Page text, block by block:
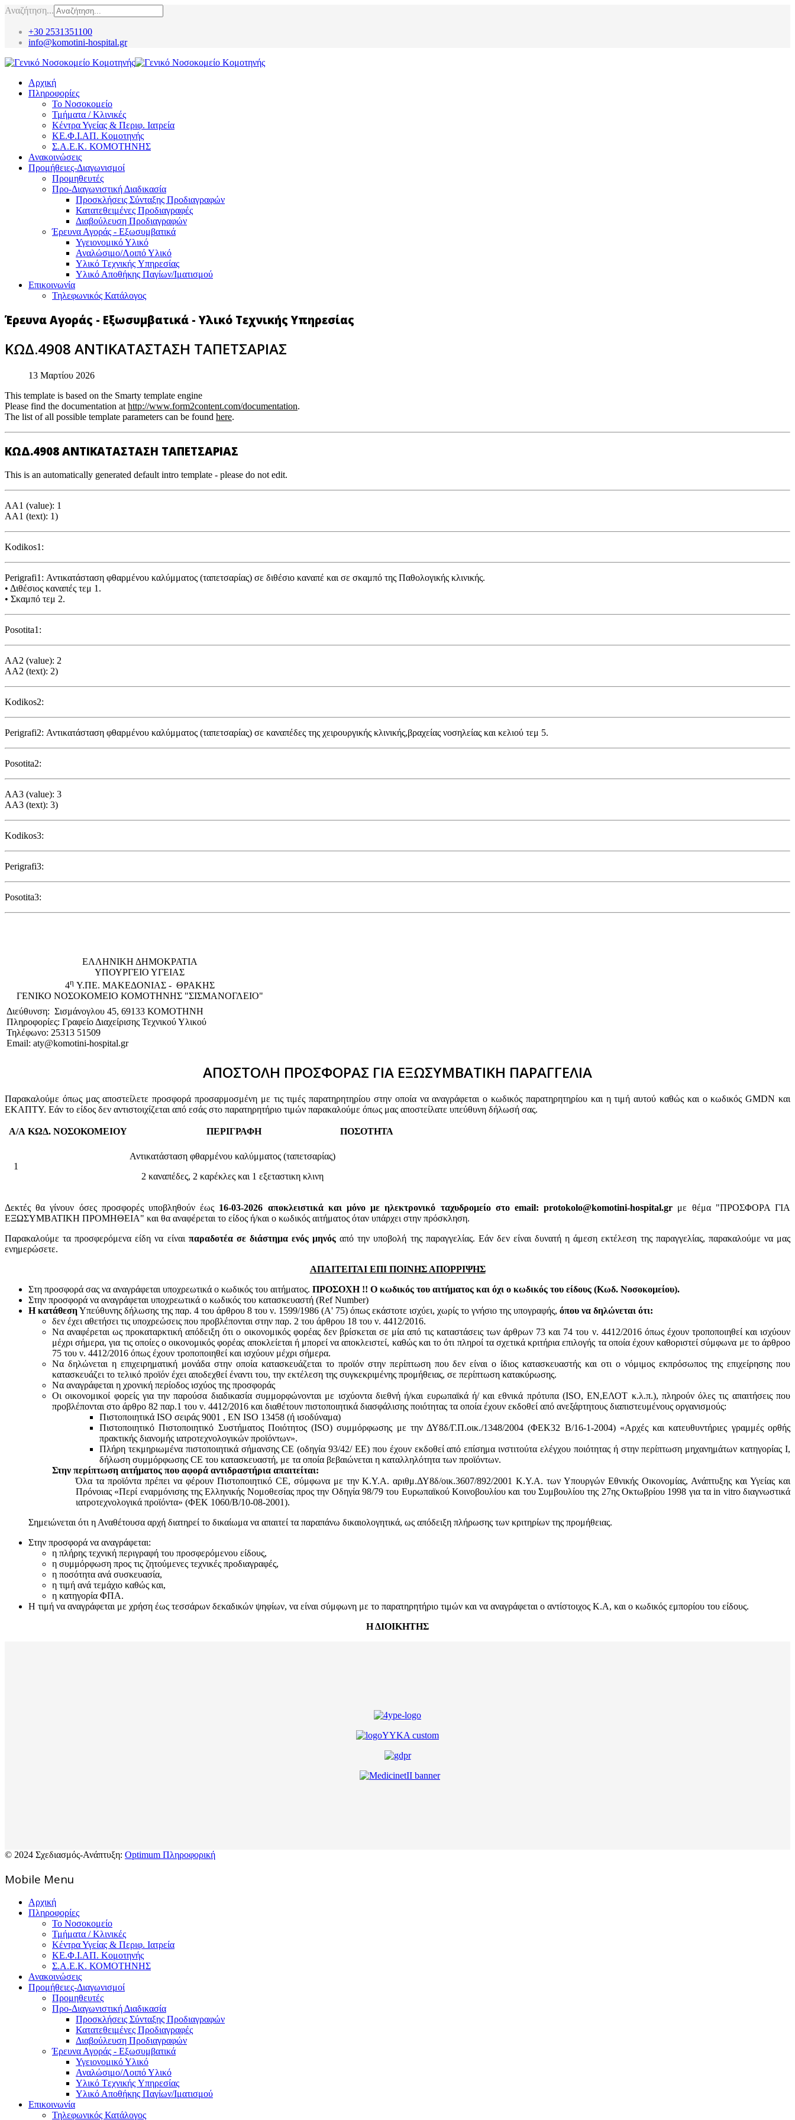
Αναζήτηση...
+30 2531351100
info@komotini-hospital.gr
Αρχική
Πληροφορίες
Το Νοσοκομείο
Τμήματα / Κλινικές
Κέντρα Υγείας & Περιφ. Ιατρεία
ΚΕ.Φ.Ι.ΑΠ. Κομοτηνής
Σ.Α.Ε.Κ. ΚΟΜΟΤΗΝΗΣ
Ανακοινώσεις
Προμήθειες-Διαγωνισμοί
Προμηθευτές
Προ-Διαγωνιστική Διαδικασία
Προσκλήσεις Σύνταξης Προδιαγραφών
Κατατεθειμένες Προδιαγραφές
Διαβούλευση Προδιαγραφών
Έρευνα Αγοράς - Εξωσυμβατικά
Υγειονομικό Υλικό
Αναλώσιμο/Λοιπό Υλικό
Υλικό Tεχνικής Yπηρεσίας
Υλικό Αποθήκης Παγίων/Ιματισμού
Επικοινωνία
Τηλεφωνικός Κατάλογος
Έρευνα Αγοράς - Εξωσυμβατικά - Υλικό Τεχνικής Υπηρεσίας
ΚΩΔ.4908 ΑΝΤΙΚΑΤΑΣΤΑΣΗ ΤΑΠΕΤΣΑΡΙΑΣ
13 Μαρτίου 2026
This template is based on the Smarty template engine
Please find the documentation at http://www.form2content.com/documentation.
The list of all possible template parameters can be found here.
ΚΩΔ.4908 ΑΝΤΙΚΑΤΑΣΤΑΣΗ ΤΑΠΕΤΣΑΡΙΑΣ
This is an automatically generated default intro template - please do not edit.
AA1 (value): 1
AA1 (text): 1)
Kodikos1:
Perigrafi1: Αντικατάσταση φθαρμένου καλύμματος (ταπετσαρίας) σε διθέσιο καναπέ και σε σκαμπό της Παθολογικής κλινικής.
• Διθέσιος καναπές τεμ 1.
• Σκαμπό τεμ 2.
Posotita1:
AA2 (value): 2
AA2 (text): 2)
Kodikos2:
Perigrafi2: Αντικατάσταση φθαρμένου καλύμματος (ταπετσαρίας) σε καναπέδες της χειρουργικής κλινικής,βραχείας νοσηλείας και κελιού τεμ 5.
Posotita2:
AA3 (value): 3
AA3 (text): 3)
Kodikos3:
Perigrafi3:
Posotita3:
EΛΛΗΝΙΚΗ ΔΗΜΟΚΡΑΤΙΑ
ΥΠΟΥΡΓΕΙΟ ΥΓΕΙΑΣ
4η Υ.ΠΕ. ΜΑΚΕΔΟΝΙΑΣ - ΘΡΑΚΗΣ
ΓΕΝΙΚΟ NΟΣΟΚΟΜΕΙΟ ΚΟΜΟΤΗΝΗΣ "ΣΙΣΜΑΝΟΓΛΕΙΟ"
Διεύθυνση: Σισμάνογλου 45, 69133 ΚΟΜΟΤΗΝΗ
Πληροφορίες: Γραφείο Διαχείρισης Τεχνικού Υλικού
Τηλέφωνο: 25313 51509
Email: aty@komotini-hospital.gr
ΑΠΟΣΤΟΛΗ ΠΡΟΣΦΟΡΑΣ ΓΙΑ ΕΞΩΣΥΜΒΑΤΙΚΗ ΠΑΡΑΓΓΕΛΙΑ
Παρακαλούμε όπως μας αποστείλετε προσφορά προσαρμοσμένη με τις τιμές παρατηρητηρίου στην οποία να αναγράφεται ο κωδικός παρατηρητηρίου και η τιμή αυτού καθώς και ο κωδικός GMDN και
ΕΚΑΠΤΥ. Εάν το είδος δεν αντιστοιχίζεται από εσάς στο παρατηρητήριο τιμών παρακαλούμε όπως μας αποστείλατε υπεύθυνη δήλωσή σας.
Α/Α ΚΩΔ. ΝΟΣΟΚΟΜΕΙΟΥ ΠΕΡΙΓΡΑΦΗ ΠΟΣΟΤΗΤΑ
1
Αντικατάσταση φθαρμένου καλύμματος (ταπετσαρίας)
2 καναπέδες, 2 καρέκλες και 1 εξεταστικη κλινη
Δεκτές θα γίνουν όσες προσφορές υποβληθούν έως 16-03-2026 αποκλειστικά και μόνο με ηλεκτρονικό ταχυδρομείο στο email: protokolo@komotini-hospital.gr με θέμα "ΠΡΟΣΦΟΡΑ ΓΙΑ
ΕΞΩΣΥΜΒΑΤΙΚΗ ΠΡΟΜΗΘΕΙΑ" και θα αναφέρεται το είδος ή/και ο κωδικός αιτήματος όταν υπάρχει στην πρόσκληση.
Παρακαλούμε τα προσφερόμενα είδη να είναι παραδοτέα σε διάστημα ενός μηνός από την υποβολή της παραγγελίας. Εάν δεν είναι δυνατή η άμεση εκτέλεση της παραγγελίας, παρακαλούμε να μας
ενημερώσετε.
ΑΠΑΙΤΕΙΤΑΙ ΕΠΙ ΠΟΙΝΗΣ ΑΠΟΡΡΙΨΗΣ
Στη προσφορά σας να αναγράφεται υποχρεωτικά ο κωδικός του αιτήματος. ΠΡΟΣΟΧΗ !! Ο κωδικός του αιτήματος και όχι ο κωδικός του είδους (Κωδ. Νοσοκομείου).
Στην προσφορά να αναγράφεται υποχρεωτικά ο κωδικός του κατασκευαστή (Ref Number)
Η κατάθεσηΥπεύθυνης δήλωσης της παρ. 4 του άρθρου 8 του ν. 1599/1986 (Α' 75) όπως εκάστοτε ισχύει, χωρίς το γνήσιο της υπογραφής, όπου να δηλώνεται ότι:
δεν έχει αθετήσει τις υποχρεώσεις που προβλέπονται στην παρ. 2 του άρθρου 18 του ν. 4412/2016.
Να αναφέρεται ως προκαταρκτική απόδειξη ότι ο οικονομικός φορέας δεν βρίσκεται σε μία από τις καταστάσεις των άρθρων 73 και 74 του ν. 4412/2016 όπως έχουν τροποποιηθεί και ισχύουν
μέχρι σήμερα, για τις οποίες ο οικονομικός φορέας αποκλείεται ή μπορεί να αποκλειστεί, καθώς και το ότι πληροί τα σχετικά κριτήρια επιλογής τα οποία έχουν καθοριστεί σύμφωνα με τo άρθροo
75 του ν. 4412/2016 όπως έχουν τροποποιηθεί και ισχύουν μέχρι σήμερα.
Να δηλώνεται η επιχειρηματική μονάδα στην οποία κατασκευάζεται το προϊόν στην περίπτωση που δεν είναι ο ίδιος κατασκευαστής και oτι ο νόμιμος εκπρόσωπος της επιχείρησης που
κατασκευάζει το τελικό προϊόν έχει αποδεχθεί έναντι του, την εκτέλεση της συγκεκριμένης προμήθειας, σε περίπτωση κατακύρωσης.
Να αναγράφεται η χρονική περίοδος ισχύος της προσφοράς
Οι οικονομικοί φορείς για την παρούσα διαδικασία συμμορφώνονται με ισχύοντα διεθνή ή/και ευρωπαϊκά ή/ και εθνικά πρότυπα (ISO, ΕΝ,ΕΛΟΤ κ.λ.π.), πληρούν όλες τις απαιτήσεις που
προβλέπονται στο άρθρο 82 παρ.1 του ν. 4412/2016 και διαθέτουν πιστοποιητικά διασφάλισης ποιότητας τα οποία έχουν εκδοθεί από ανεξάρτητους διαπιστευμένους οργανισμούς:
Πιστοποιητικά ISO σειράς 9001 , ΕΝ ISO 13458 (ή ισοδύναμα)
Πιστοποιητικό Πιστοποιητικό Συστήματος Ποιότητος (ISO) συμμόρφωσης με την ΔΥ8δ/Γ.Π.οικ./1348/2004 (ΦΕΚ32 Β/16-1-2004) «Αρχές και κατευθυντήριες γραμμές ορθής
πρακτικής διανομής ιατροτεχνολογικών προϊόντων».
Πλήρη τεκμηριωμένα πιστοποιητικά σήμανσης CE (οδηγία 93/42/ ΕΕ) που έχουν εκδοθεί από επίσημα ινστιτούτα ελέγχου ποιότητας ή στην περίπτωση μηχανημάτων κατηγορίας Ι,
δήλωση συμμόρφωσης CE του κατασκευαστή, με τα οποία βεβαιώνεται η καταλληλότητα των προϊόντων.
Στην περίπτωση αιτήματος που αφορά αντιδραστήρια απαιτείται:
Όλα τα προϊόντα πρέπει να φέρουν Πιστοποιητικό CE, σύμφωνα με την Κ.Υ.Α. αριθμ.ΔΥ8δ/οικ.3607/892/2001 Κ.Υ.Α. των Υπουργών Εθνικής Οικονομίας, Ανάπτυξης και Υγείας και
Πρόνοιας «Περί εναρμόνισης της Ελληνικής Νομοθεσίας προς την Οδηγία 98/79 του Ευρωπαϊκού Κοινοβουλίου και του Συμβουλίου της 27ης Οκτωβρίου 1998 για τα in vitro διαγνωστικά
ιατροτεχνολογικά προϊόντα» (ΦΕΚ 1060/Β/10-08-2001).
Σημειώνεται ότι η Αναθέτουσα αρχή διατηρεί το δικαίωμα να απαιτεί τα παραπάνω δικαιολογητικά, ως απόδειξη πλήρωσης των κριτηρίων της προμήθειας.
Στην προσφορά να αναγράφεται:
η πλήρης τεχνική περιγραφή του προσφερόμενου είδους,
η συμμόρφωση προς τις ζητούμενες τεχνικές προδιαγραφές,
η ποσότητα ανά συσκευασία,
η τιμή ανά τεμάχιο καθώς και,
η κατηγορία ΦΠΑ.
Η τιμή να αναγράφεται με χρήση έως τεσσάρων δεκαδικών ψηφίων, να είναι σύμφωνη με το παρατηρητήριο τιμών και να αναγράφεται ο αντίστοιχος Κ.Α, και ο κωδικός εμπορίου του είδους.
Η ΔΙΟΙΚΗΤΗΣ
© 2024 Σχεδιασμός-Ανάπτυξη: Optimum Πληροφορική
Mοbile Menu
Αρχική
Πληροφορίες
Το Νοσοκομείο
Τμήματα / Κλινικές
Κέντρα Υγείας & Περιφ. Ιατρεία
ΚΕ.Φ.Ι.ΑΠ. Κομοτηνής
Σ.Α.Ε.Κ. ΚΟΜΟΤΗΝΗΣ
Ανακοινώσεις
Προμήθειες-Διαγωνισμοί
Προμηθευτές
Προ-Διαγωνιστική Διαδικασία
Προσκλήσεις Σύνταξης Προδιαγραφών
Κατατεθειμένες Προδιαγραφές
Διαβούλευση Προδιαγραφών
Έρευνα Αγοράς - Εξωσυμβατικά
Υγειονομικό Υλικό
Αναλώσιμο/Λοιπό Υλικό
Υλικό Tεχνικής Yπηρεσίας
Υλικό Αποθήκης Παγίων/Ιματισμού
Επικοινωνία
Τηλεφωνικός Κατάλογος